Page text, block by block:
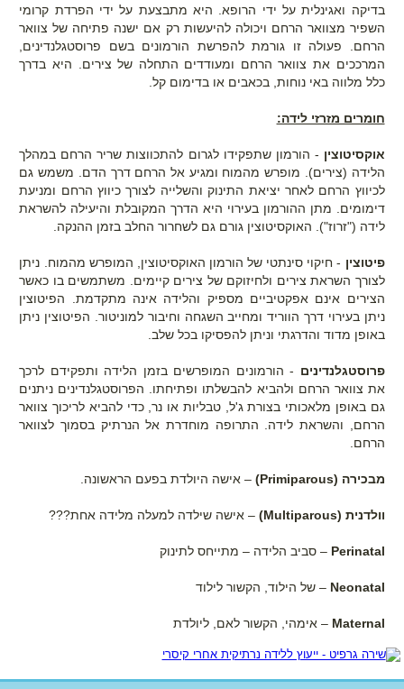
בדיקה ואגינלית על ידי הרופא. היא מתבצעת על ידי הפרדת קרומי
השפיר מצוואר הרחם ויכולה להיעשות רק אם ישנה פתיחה של צוואר
הרחם. פעולה זו גורמת להפרשת הורמונים בשם פרוסטגלנדינים,
המרככים את צוואר הרחם ומעודדים התחלה של צירים. היא בדרך
כלל מלווה באי נוחות, בכאבים או בדימום קל.
חומרים מזרזי לידה:
אוקסיטוצין - הורמון שתפקידו לגרום להתכווצות שריר הרחם במהלך
הלידה (צירים). מופרש מהמוח ומגיע אל הרחם דרך הדם. משמש גם
לכיווץ הרחם לאחר יציאת התינוק והשלייה לצורך כיווץ הרחם ומניעת
דימומים. מתן ההורמון בעירוי היא הדרך המקובלת והיעילה להשראת
לידה ("זרוז"). האוקסיטוצין גורם גם לשחרור החלב בזמן ההנקה.
פיטוצין - חיקוי סינתטי של הורמון האוקסיטוצין, המופרש מהמוח. ניתן
לצורך השראת צירים ולחיזוקם של צירים קיימים. משתמשים בו כאשר
הצירים אינם אפקטיביים מספיק והלידה אינה מתקדמת. הפיטוצין
ניתן בעירוי דרך הווריד ומחייב השגחה וחיבור למוניטור. הפיטוצין ניתן
באופן מדוד והדרגתי וניתן להפסיקו בכל שלב.
פרוסטגלנדינים - הורמונים המופרשים בזמן הלידה ותפקידם לרכך
את צוואר הרחם ולהביא להבשלתו ופתיחתו. הפרוסטגלנדינים ניתנים
גם באופן מלאכותי בצורת ג'ל, טבליות או נר, כדי להביא לריכוך צוואר
הרחם, והשראת לידה. התרופה מוחדרת אל הנרתיק בסמוך לצוואר
הרחם.
מבכירה (Primiparous) – אישה היולדת בפעם הראשונה.
וולדנית (Multiparous) – אישה שילדה למעלה מלידה אחת???
Perinatal – סביב הלידה – מתייחס לתינוק
Neonatal – של הילוד, הקשור לילוד
Maternal – אימהי, הקשור לאם, ליולדת